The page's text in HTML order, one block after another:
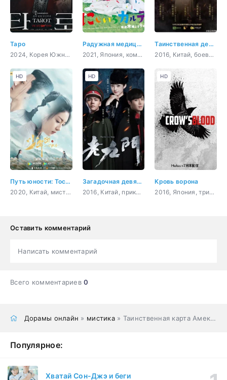
Таро
2024, Корея Южная, триллер, мистика, ужасы
Радужная медицинская карта
2021, Япония, комедия, повседневность, медицина
Таинственная девятка: Иная история
2016, Китай, боевик, приключения, история, фэнтези
Путь юности: Тоска любви
2020, Китай, мистика, романтика, восточные единоборства, политика
HD
Загадочная девятка
2016, Китай, приключения, история, мистика, сверхъестественное
HD
Кровь ворона
2016, Япония, триллер, ужасы, молодость, sci-fi
HD
Оставить комментарий
Написать комментарий
Всего комментариев0
Дорамы онлайн » мистика » Таинственная карта Амеко Такао
Популярное:
Хватай Сон-Джэ и беги